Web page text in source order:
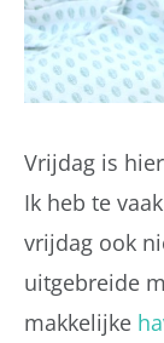
Vrijdag is
Ik heb te
vrijdag ook
uitgebreide
makkelijke